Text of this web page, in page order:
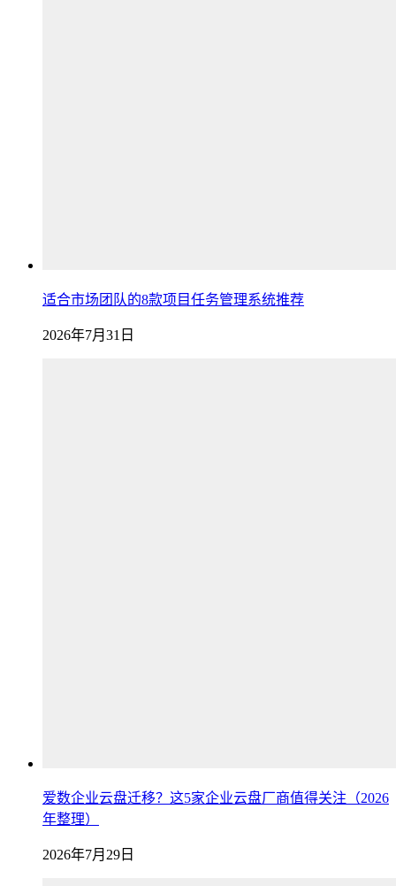
适合市场团队的8款项目任务管理系统推荐
2026年7月31日
爱数企业云盘迁移？这5家企业云盘厂商值得关注（2026
年整理）
2026年7月29日